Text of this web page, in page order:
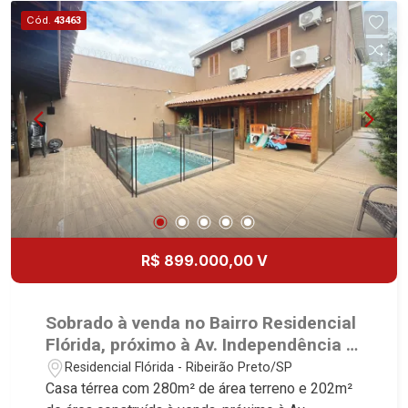
vagas Martinelli Imobiliária, referência no
mercado imobiliário desde 2000! Avenida João
Fiúsa, 1051 - Alto da Boa Vista | Ribeirão Preto.
Cód. 43463
R$ 899.000,00 V
Sobrado à venda no Bairro Residencial
Flórida, próximo à Av. Independência -
Ribeirão Preto/SP.
Residencial Flórida - Ribeirão Preto/SP
Casa térrea com 280m² de área terreno e 202m²